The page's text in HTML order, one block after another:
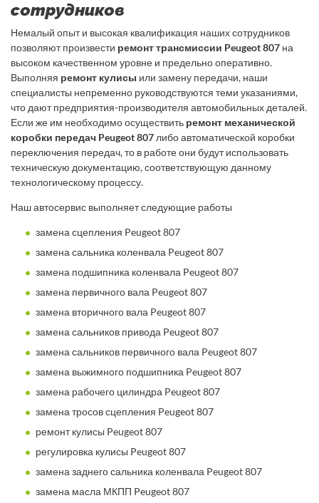
сотрудников
Немалый опыт и высокая квалификация наших сотрудников
позволяют произвести ремонт трансмиссии Peugeot 807 на
высоком качественном уровне и предельно оперативно.
Выполняя ремонт кулисы или замену передачи, наши
специалисты непременно руководствуются теми указаниями,
что дают предприятия-производителя автомобильных деталей.
Если же им необходимо осуществить ремонт механической
коробки передач Peugeot 807 либо автоматической коробки
переключения передач, то в работе они будут использовать
техническую документацию, соответствующую данному
технологическому процессу.
Наш автосервис выполняет следующие работы
замена сцепления Peugeot 807
замена сальника коленвала Peugeot 807
замена подшипника коленвала Peugeot 807
замена первичного вала Peugeot 807
замена вторичного вала Peugeot 807
замена сальников привода Peugeot 807
замена сальников первичного вала Peugeot 807
замена выжимного подшипника Peugeot 807
замена рабочего цилиндра Peugeot 807
замена тросов сцепления Peugeot 807
ремонт кулисы Peugeot 807
регулировка кулисы Peugeot 807
замена заднего сальника коленвала Peugeot 807
замена масла МКПП Peugeot 807